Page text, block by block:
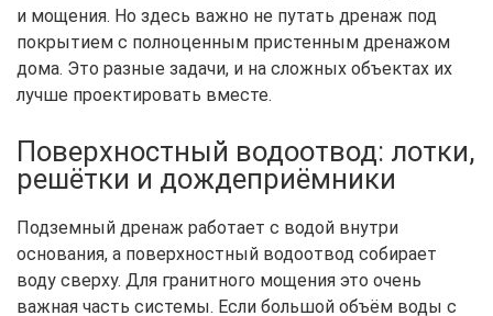
и мощения. Но здесь важно не путать дренаж под
покрытием с полноценным пристенным дренажом
дома. Это разные задачи, и на сложных объектах их
лучше проектировать вместе.
Поверхностный водоотвод: лотки,
решётки и дождеприёмники
Подземный дренаж работает с водой внутри
основания, а поверхностный водоотвод собирает
воду сверху. Для гранитного мощения это очень
важная часть системы. Если большой объём воды с